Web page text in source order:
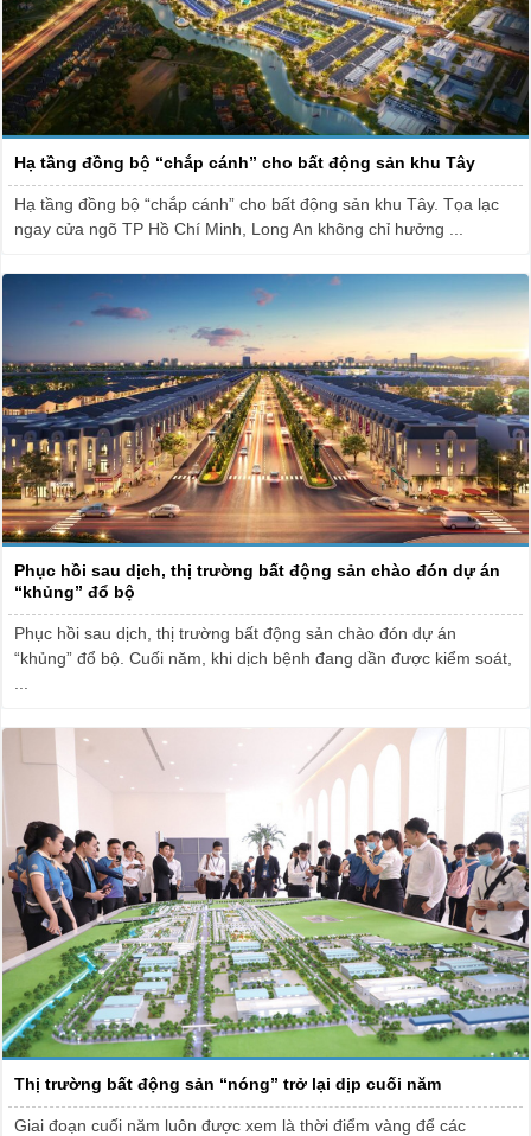
Hạ tầng đồng bộ “chắp cánh” cho bất động sản khu Tây
Hạ tầng đồng bộ “chắp cánh” cho bất động sản khu Tây. Tọa lạc
ngay cửa ngõ TP Hồ Chí Minh, Long An không chỉ hưởng ...
Phục hồi sau dịch, thị trường bất động sản chào đón dự án
“khủng” đổ bộ
Phục hồi sau dịch, thị trường bất động sản chào đón dự án
“khủng” đổ bộ. Cuối năm, khi dịch bệnh đang dần được kiểm soát,
Thị trường bất động sản “nóng” trở lại dịp cuối năm
Giai đoạn cuối năm luôn được xem là thời điểm vàng để các